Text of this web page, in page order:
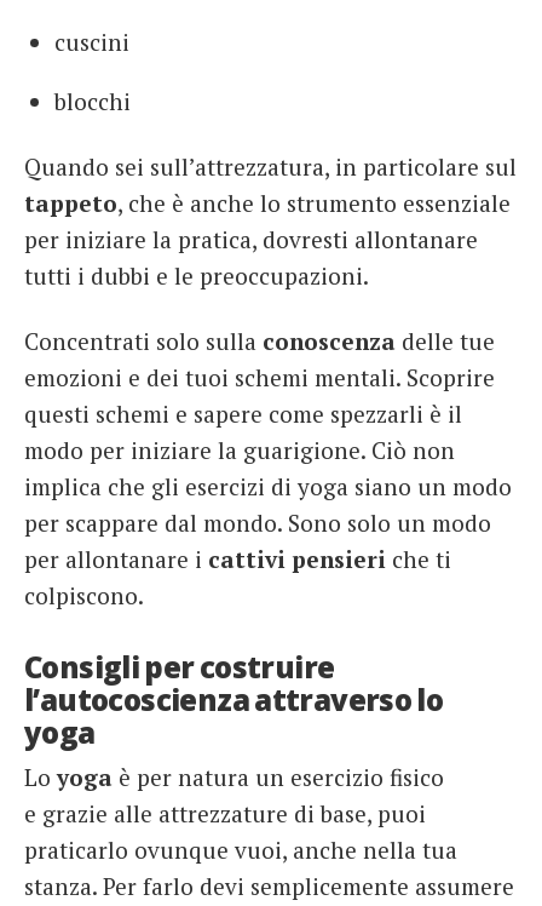
cuscini
blocchi
Quando sei sull’attrezzatura, in particolare sul
tappeto, che è anche lo strumento essenziale
per iniziare la pratica, dovresti allontanare
tutti i dubbi e le preoccupazioni.
Concentrati solo sulla conoscenza delle tue
emozioni e dei tuoi schemi mentali. Scoprire
questi schemi e sapere come spezzarli è il
modo per iniziare la guarigione. Ciò non
implica che gli esercizi di yoga siano un modo
per scappare dal mondo. Sono solo un modo
per allontanare i cattivi pensieri che ti
colpiscono.
Consigli per costruire
l’autocoscienza attraverso lo
yoga
Loyoga è per natura un esercizio fisico
e grazie alle attrezzature di base, puoi
praticarlo ovunque vuoi, anche nella tua
stanza. Per farlo devi semplicemente assumere